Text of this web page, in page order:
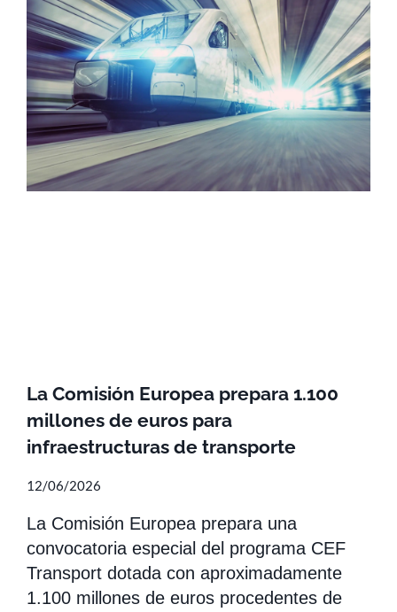
La Comisión Europea prepara 1.100
millones de euros para
infraestructuras de transporte
12/06/2026
La Comisión Europea prepara una
convocatoria especial del programa CEF
Transport dotada con aproximadamente
1.100 millones de euros procedentes de